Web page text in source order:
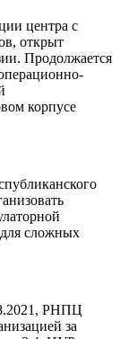
центра с
открыт
Продолжается
корпусе
сложных
РНПЦ
за